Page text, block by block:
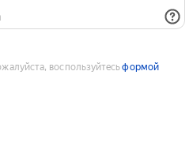
воспользуйтесьформой